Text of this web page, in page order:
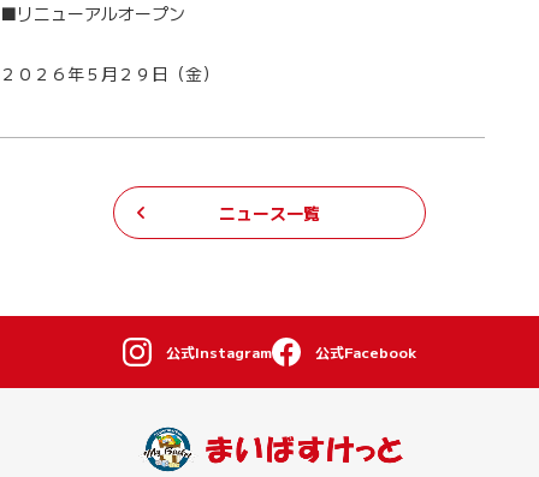
■リニューアルオープン
２０２６年５月２９日（金）
ニュース一覧
公式Instagram 公式Facebook